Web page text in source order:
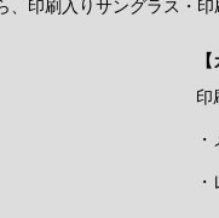
、印刷入りサングラス・
印